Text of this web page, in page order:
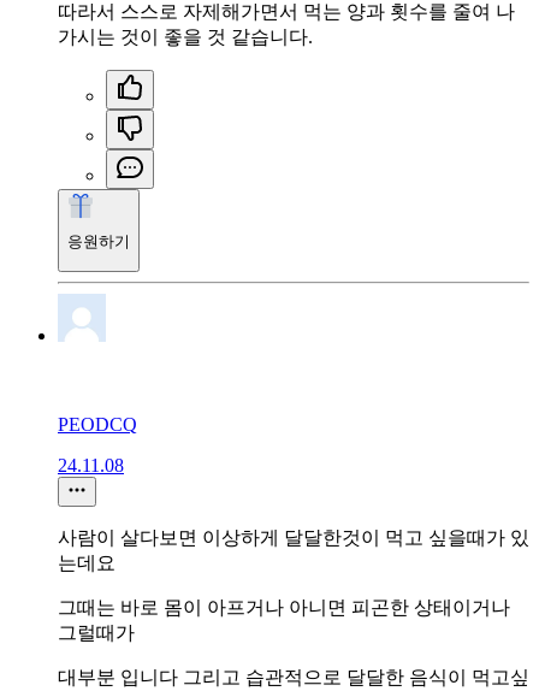
따라서 스스로 자제해가면서 먹는 양과 횟수를 줄여 나
가시는 것이 좋을 것 같습니다.
응원하기
PEODCQ
24.11.08
사람이 살다보면 이상하게 달달한것이 먹고 싶을때가 있
는데요
그때는 바로 몸이 아프거나 아니면 피곤한 상태이거나
그럴때가
대부분 입니다 그리고 습관적으로 달달한 음식이 먹고싶